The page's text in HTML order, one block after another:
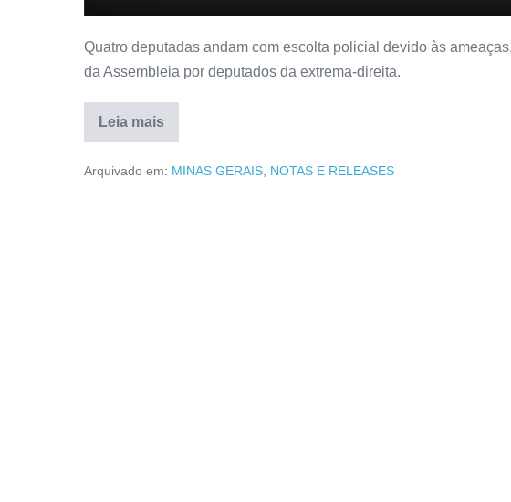
Quatro deputadas andam com escolta policial devido às
da Assembleia por deputados da extrema-direita.
Leia mais
Arquivado em: MINAS GERAIS, NOTAS E RELEASES